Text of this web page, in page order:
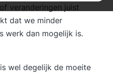
veranderingen juist
dat we minder
werk dan mogelijk is.
wel degelijk de moeite